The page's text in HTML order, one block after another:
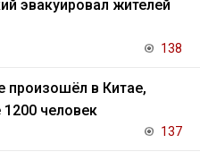
эвакуировал жителей
138
произошёл в Китае,
человек
137